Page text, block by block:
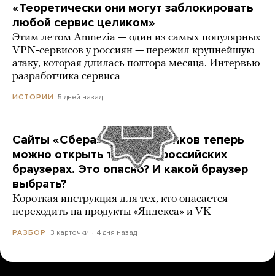
«Теоретически они могут заблокировать
любой сервис целиком»
Этим летом Amnezia — один из самых популярных
VPN-сервисов у россиян — пережил крупнейшую
атаку, которая длилась полтора месяца. Интервью
разработчика сервиса
ИСТОРИИ 5 дней назад
Сайты «Сбера» и других банков теперь
можно открыть только в российских
браузерах. Это опасно? И какой браузер
выбрать?
Короткая инструкция для тех, кто опасается
переходить на продукты «Яндекса» и VK
РАЗБОР 3 карточки 4 дня назад